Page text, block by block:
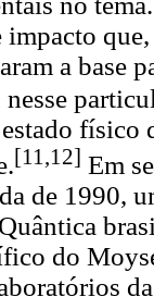
a base
físico
[11,12] Em
de 1990,
do